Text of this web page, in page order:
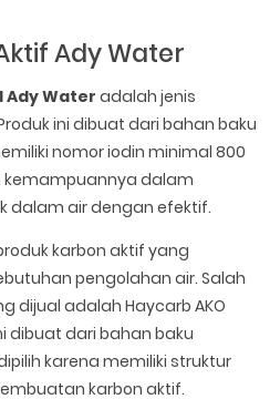
Ady Water
Ady Water adalah jenis
ini dibuat dari bahan baku
nomor iodin minimal 800
kemampuannya dalam
dalam air dengan efektif.
karbon aktif yang
pengolahan air. Salah
dijual adalah Haycarb AKO
dibuat dari bahan baku
karena memiliki struktur
karbon aktif.